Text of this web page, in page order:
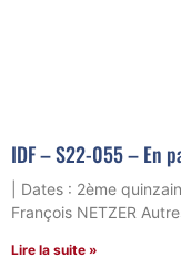
IDF – S22-055 – En
| Dates : 2ème
François NETZER
Lire la suite »